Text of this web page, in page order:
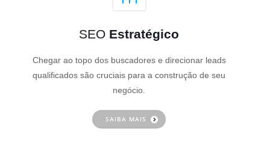
SEO Estratégico
Chegar ao topo dos buscadores e direcionar leads
qualificados são cruciais para a construção de seu
negócio.
SAIBA MAIS